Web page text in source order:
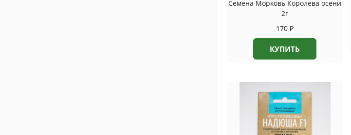
Семена Морковь Королева осени
2г
170₽
КУПИТЬ